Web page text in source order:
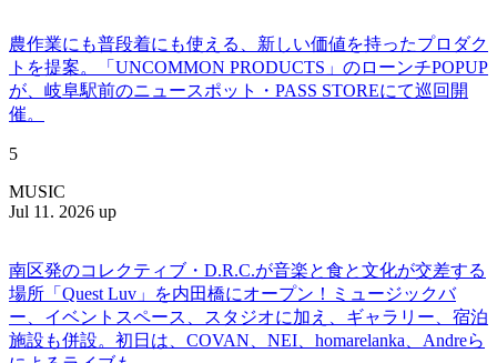
農作業にも普段着にも使える、新しい価値を持ったプロダク
トを提案。「UNCOMMON PRODUCTS」のローンチPOPUP
が、岐阜駅前のニュースポット・PASS STOREにて巡回開
催。
5
MUSIC
Jul 11. 2026 up
南区発のコレクティブ・D.R.C.が⾳楽と⾷と⽂化が交差する
場所「Quest Luv」を内田橋にオープン！ミュージックバ
ー、イベントスペース、スタジオに加え、ギャラリー、宿泊
施設も併設。初日は、COVAN、NEI、homarelanka、Andreら